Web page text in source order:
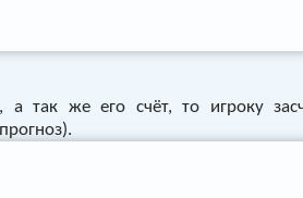
а так же его счёт, то игроку